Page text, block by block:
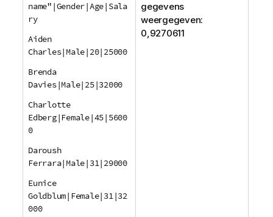
name"|Gender|Age|Sala
ry
Aiden
Charles|Male|20|25000
Brenda
Davies|Male|25|32000
Charlotte
Edberg|Female|45|5600
0
Daroush
Ferrara|Male|31|29000
Eunice
Goldblum|Female|31|32
000
gegevens
weergegeven:
0,9270611